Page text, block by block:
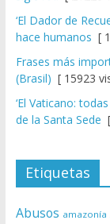
‘El Dador de
hace humanos [
Frases más
(Brasil) [ 15923
‘El Vaticano:
de la Santa Sede
Etiquetas
Abusos amazonía